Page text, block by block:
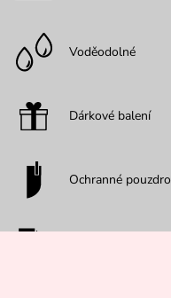
Voděodolné
Dárkové balení
Ochranné pouzdro